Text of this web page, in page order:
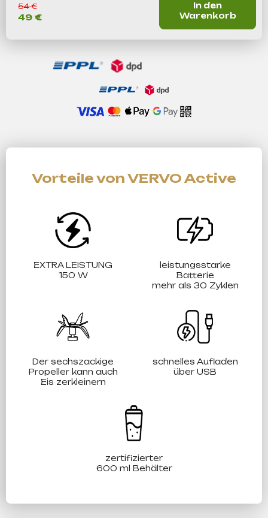
54 €
49 €
In den
Warenkorb
Vorteile von VERVO Active
EXTRA LEISTUNG
150 W
leistungsstarke
Batterie
mehr als 30 Zyklen
Der sechszackige
Propeller kann auch
Eis zerkleinern
schnelles Aufladen
über USB
zertifizierter
600 ml Behälter